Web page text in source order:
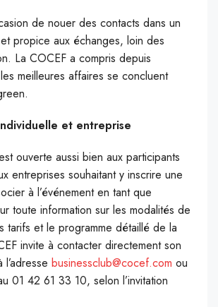
de nouer des contacts dans un
propice aux échanges, loin des
La COCEF a compris depuis
meilleures affaires se concluent
et entreprise
ouverte aussi bien aux participants
entreprises souhaitant y inscrire une
à l’événement en tant que
toute information sur les modalités de
tarifs et le programme détaillé de la
invite à contacter directement son
businessclub@cocef.com ou
01 42 61 33 10, selon l’invitation